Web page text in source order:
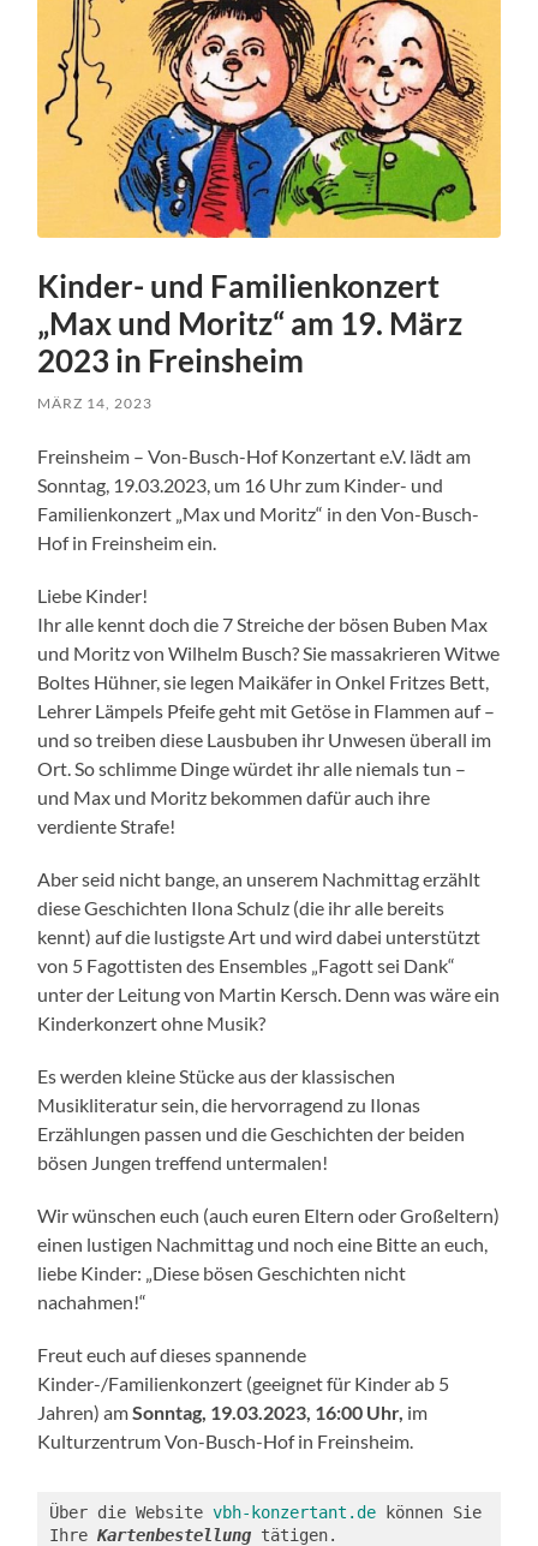
Kinder- und Familienkonzert
„Max und Moritz“ am 19. März
2023 in Freinsheim
MÄRZ 14, 2023
Freinsheim – Von-Busch-Hof Konzertant e.V. lädt am
Sonntag, 19.03.2023, um 16 Uhr zum Kinder- und
Familienkonzert „Max und Moritz“ in den Von-Busch-
Hof in Freinsheim ein.
Liebe Kinder!
Ihr alle kennt doch die 7 Streiche der bösen Buben Max
und Moritz von Wilhelm Busch? Sie massakrieren Witwe
Boltes Hühner, sie legen Maikäfer in Onkel Fritzes Bett,
Lehrer Lämpels Pfeife geht mit Getöse in Flammen auf –
und so treiben diese Lausbuben ihr Unwesen überall im
Ort. So schlimme Dinge würdet ihr alle niemals tun –
und Max und Moritz bekommen dafür auch ihre
verdiente Strafe!
Aber seid nicht bange, an unserem Nachmittag erzählt
diese Geschichten Ilona Schulz (die ihr alle bereits
kennt) auf die lustigste Art und wird dabei unterstützt
von 5 Fagottisten des Ensembles „Fagott sei Dank“
unter der Leitung von Martin Kersch. Denn was wäre ein
Kinderkonzert ohne Musik?
Es werden kleine Stücke aus der klassischen
Musikliteratur sein, die hervorragend zu Ilonas
Erzählungen passen und die Geschichten der beiden
bösen Jungen treffend untermalen!
Wir wünschen euch (auch euren Eltern oder Großeltern)
einen lustigen Nachmittag und noch eine Bitte an euch,
liebe Kinder: „Diese bösen Geschichten nicht
nachahmen!“
Freut euch auf dieses spannende
Kinder-/Familienkonzert (geeignet für Kinder ab 5
Jahren) amSonntag, 19.03.2023, 16:00 Uhr, im
Kulturzentrum Von-Busch-Hof in Freinsheim.
Über die Website vbh-konzertant.de können Sie
Ihre Kartenbestellung tätigen.